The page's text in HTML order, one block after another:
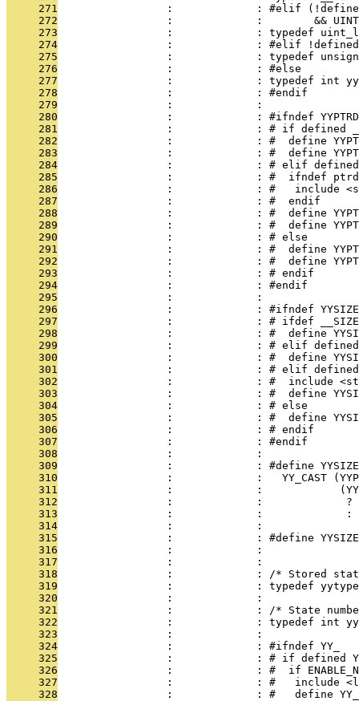
     271
:             : #elif
     272
:             :        &&
     273
:             : typedef
     274
:             : #elif
     275
:             : typedef
     276
                 :             : #else
     277
:             : typedef int
     278
                 :             : #endif
     279
                 :             :
     280
:             : #ifndef
     281
:             : # if defined
     282
:             : #  define
     283
:             : #  define
     284
:             : # elif
     285
:             : #  ifndef
     286
:             : #   include
     287
                 :             : #  endif
     288
:             : #  define
     289
:             : #  define
     290
                 :             : # else
     291
:             : #  define
     292
:             : #  define
     293
                 :             : # endif
     294
                 :             : #endif
     295
                 :             :
     296
:             : #ifndef
     297
:             : # ifdef
     298
:             : #  define
     299
:             : # elif
     300
:             : #  define
     301
:             : # elif
     302
:             : #  include
     303
:             : #  define
     304
                 :             : # else
     305
:             : #  define
     306
                 :             : # endif
     307
                 :             : #endif
     308
                 :             :
     309
:             : #define
     310
:             :   YY_CAST
     311
:             :
     312
:             :
     313
:             :             :
     314
                 :             :
     315
:             : #define
     316
                 :             :
     317
                 :             :
     318
:             : /* Stored
     319
:             : typedef
     320
                 :             :
     321
:             : /* State
     322
:             : typedef int
     323
                 :             :
     324
                 :             : #ifndef YY_
     325
:             : # if defined
     326
:             : #  if
     327
:             : #   include
     328
:             : #   define